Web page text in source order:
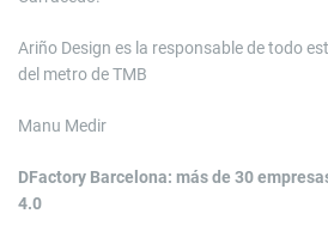
Ariño Design es la responsable de todo
del metro de TMB
Manu Medir
DFactory Barcelona: más de 30
4.0